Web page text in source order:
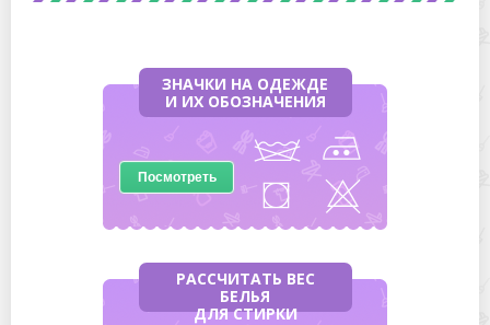
ЗНАЧКИ НА ОДЕЖДЕ
И ИХ ОБОЗНАЧЕНИЯ
Посмотреть
РАССЧИТАТЬ ВЕС
БЕЛЬЯ
ДЛЯ СТИРКИ